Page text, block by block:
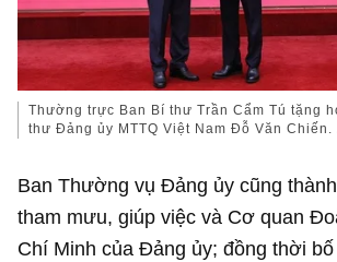
Thường trực Ban Bí thư Trần Cẩm Tú tặng
thư Đảng ủy MTTQ Việt Nam Đỗ Văn
Ban Thường vụ Đảng ủy cũng
tham mưu, giúp việc và Cơ quan
Chí Minh của Đảng ủy; đồng thời